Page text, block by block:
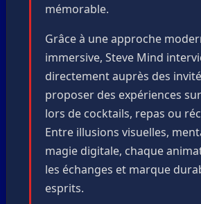
mémorable.
Grâce à une approche
immersive, Steve Mind
directement auprès des
proposer des expériences
lors de cocktails, repas ou
Entre illusions visuelles,
magie digitale, chaque
les échanges et marque
esprits.